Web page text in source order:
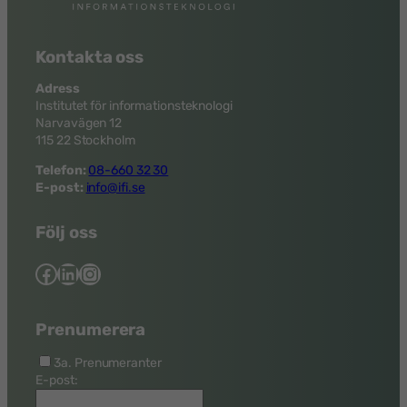
Kontakta oss
Adress
Institutet för informationsteknologi
Narvavägen 12
115 22 Stockholm
Telefon: 08-660 32 30
E-post: info@ifi.se
Följ oss
Facebook LinkedIn Instagram
Prenumerera
3a. Prenumeranter
E-post: